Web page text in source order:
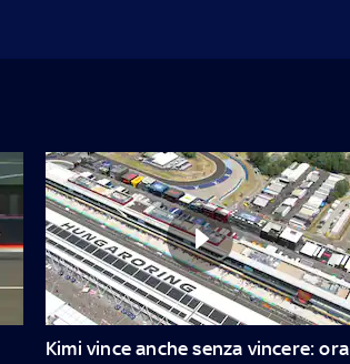
Kimi vince anche senza vincere: ora